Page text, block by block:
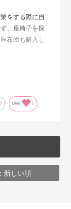
をする際に自
、座椅子を探
布団も購入し
かりした作り
0 Like! 1
新しい順